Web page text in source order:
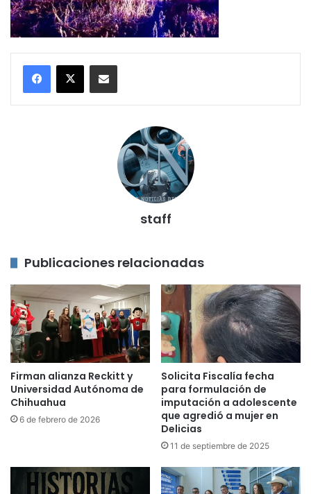
Compartir por correo electrónico
staff
Publicaciones relacionadas
Firman alianza Reckitt y
Universidad Autónoma de
Chihuahua
6 de febrero de 2026
Solicita Fiscalía fecha
para formulación de
imputación a adolescente
que agredió a mujer en
Delicias
11 de septiembre de 2025